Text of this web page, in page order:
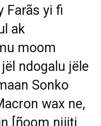
Farãs yi fi
ak
moom
ndogalu jële
Sonko
wax ne,
[ñoom njiiti